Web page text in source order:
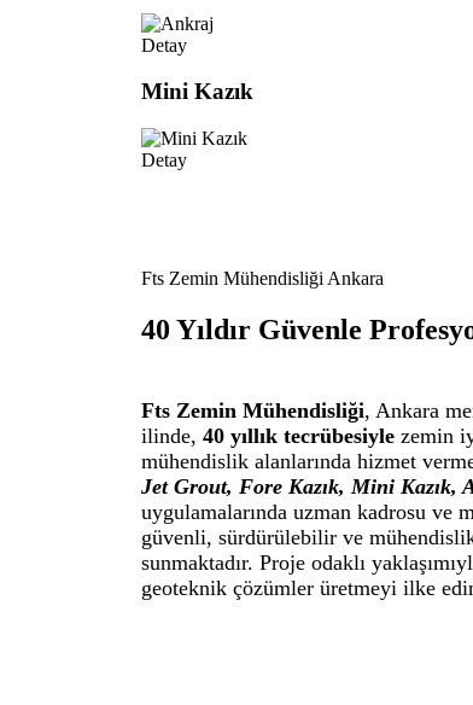
Detay
Mini Kazık
Detay
Fts Zemin Mühendisliği Ankara
40 Yıldır Güvenle
Fts Zemin Mühendisliği, Ankara
ilinde, 40 yıllık tecrübesiyle zemin
mühendislik alanlarında hizmet
Jet Grout, Fore Kazık, Mini Kazık,
uygulamalarında uzman kadrosu ve
güvenli, sürdürülebilir ve
sunmaktadır. Proje odaklı
geoteknik çözümler üretmeyi ilke